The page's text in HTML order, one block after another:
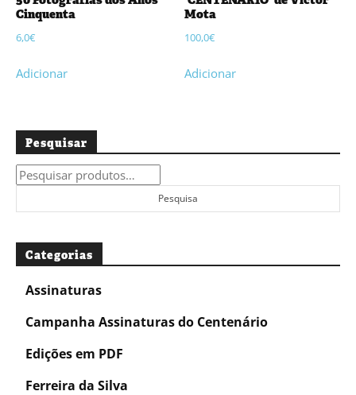
Cinquenta
6,0€
Adicionar
Mota
100,0€
Adicionar
Pesquisar
Pesquisar
por:
Pesquisa
Categorias
Assinaturas
Campanha Assinaturas do Centenário
Edições em PDF
Ferreira da Silva